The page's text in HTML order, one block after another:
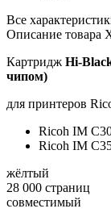
Все
Описание товара
Картридж Hi-
чипом)
для принтеров
Ricoh IM
Ricoh IM
жёлтый
28 000 страниц
совместимый